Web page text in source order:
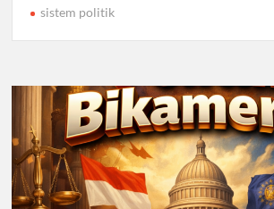
sistem politik